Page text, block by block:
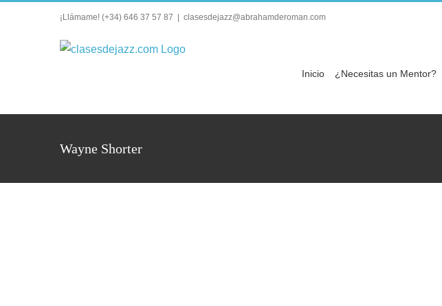
¡Llámame! (+34) 646 37 57 87 clasesdejazz@abrahamderoman.com
Inicio ¿Necesitas un Mentor?
Wayne Shorter